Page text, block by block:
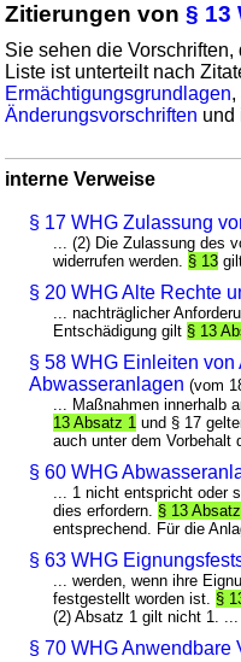
Zitierungen von§ 13
Sie sehen die
Liste ist unterteilt nach
Ermächtigungsgrundlagen,
Änderungsvorschriften
interne Verweise
§ 17 WHG Zulassung
... (2) Die Zulassung des
widerrufen werden. § 13
§ 20 WHG Alte Rechte
... nachträglicher
Entschädigung gilt § 13
§ 58 WHG Einleiten
Abwasseranlagen (vom
... Maßnahmen innerhalb
13 Absatz 1 und § 17
auch unter dem Vorbehalt
§ 60 WHG
... 1 nicht entspricht oder
dies erfordern. § 13
entsprechend. Für die
§ 63 WHG
... werden, wenn ihre
festgestellt worden ist. §
(2) Absatz 1 gilt nicht 1. ...
§ 70 WHG Anwendbare